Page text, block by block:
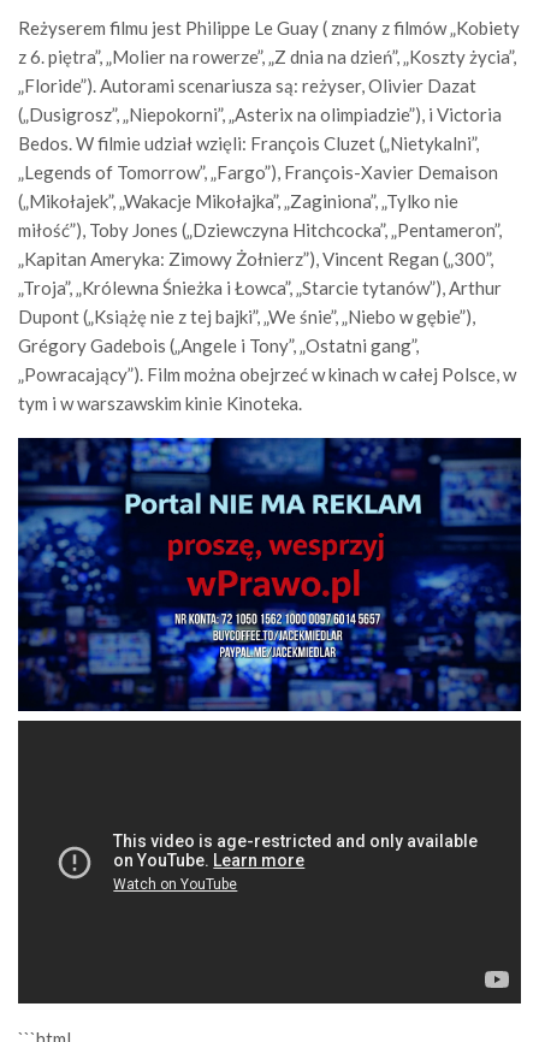
Reżyserem filmu jest Philippe Le Guay ( znany z filmów „Kobiety
z 6. piętra”, „Molier na rowerze”, „Z dnia na dzień”, „Koszty życia”,
„Floride”). Autorami scenariusza są: reżyser, Olivier Dazat
(„Dusigrosz”, „Niepokorni”, „Asterix na olimpiadzie”), i Victoria
Bedos. W filmie udział wzięli: François Cluzet („Nietykalni”,
„Legends of Tomorrow”, „Fargo”), François-Xavier Demaison
(„Mikołajek”, „Wakacje Mikołajka”, „Zaginiona”, „Tylko nie
miłość”), Toby Jones („Dziewczyna Hitchcocka”, „Pentameron”,
„Kapitan Ameryka: Zimowy Żołnierz”), Vincent Regan („300”,
„Troja”, „Królewna Śnieżka i Łowca”, „Starcie tytanów”), Arthur
Dupont („Książę nie z tej bajki”, „We śnie”, „Niebo w gębie”),
Grégory Gadebois („Angele i Tony”, „Ostatni gang”,
„Powracający”). Film można obejrzeć w kinach w całej Polsce, w
tym i w warszawskim kinie Kinoteka.